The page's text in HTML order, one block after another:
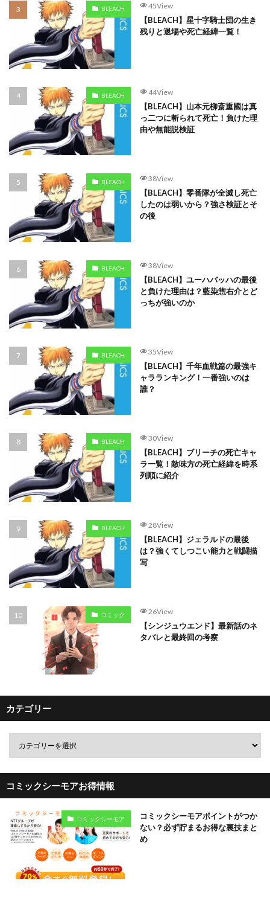
BLEACH 45View
【BLEACH】星十字騎士団の生き
残りと退場や死亡経緯一覧！
BLEACH 44View
【BLEACH】山本元柳斎重國は真
っ二つに斬られて死亡！負けた理
由や無能説検証
BLEACH 38View
【BLEACH】零番隊が全滅し死亡
したのは弱いから？強さ検証とそ
の後
BLEACH 38View
【BLEACH】ユーハバッハの最後
と負けた理由は？藍染惣右介とど
っちが強いのか
BLEACH 35View
【BLEACH】千年血戦篇の最強キ
ャラランキング！一番強いのは
誰？
BLEACH 30View
【BLEACH】ブリーチの死亡キャ
ラ一覧！敵味方の死亡経緯を時系
列順に紹介
BLEACH 28View
【BLEACH】ジェラルドの最後
は？強くてしつこい能力と戦闘描
写
コミック 26View
【シンジュウエンド】最新話のネ
タバレと最終回の考察
カテゴリー
コミックシーモアお得情報
コミックシーモア
コミックシーモアポイントがつか
ない？必ず貯まるお得な裏技まと
め